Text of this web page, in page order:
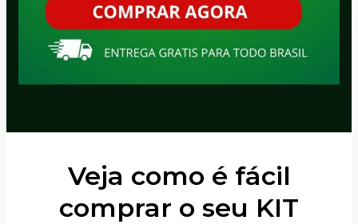
Veja como é fácil
comprar o seu KIT